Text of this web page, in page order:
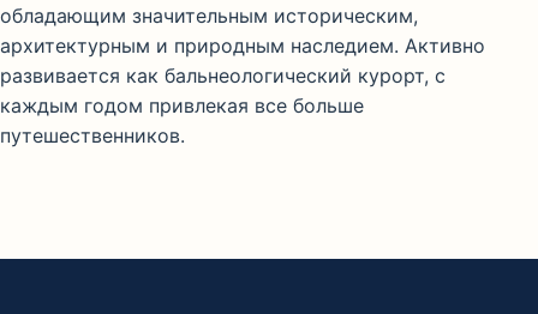
обладающим значительным историческим,
архитектурным и природным наследием. Активно
развивается как бальнеологический курорт, с
каждым годом привлекая все больше
путешественников.